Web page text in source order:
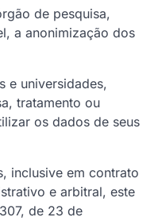
de pesquisa,
a anonimização dos
e universidades,
tratamento ou
os dados de seus
inclusive em contrato
e arbitral, este
de 23 de